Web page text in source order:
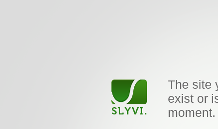
The site
exist or
moment.